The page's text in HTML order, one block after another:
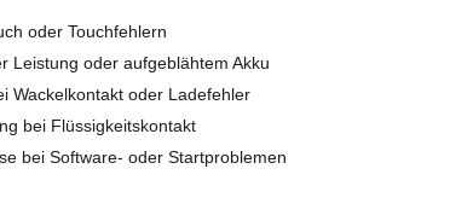
oder Touchfehlern
Leistung oder aufgeblähtem Akku
Wackelkontakt oder Ladefehler
bei Flüssigkeitskontakt
bei Software- oder Startproblemen